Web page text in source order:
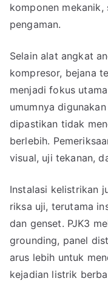
komponen
pengaman.
Selain alat angkat
kompresor, bejana
menjadi fokus
umumnya
dipastikan tidak
berlebih.
visual, uji tekanan,
Instalasi kelistrikan
riksa uji, terutama
dan genset. PJK3
grounding, panel
arus lebih untuk
kejadian listrik